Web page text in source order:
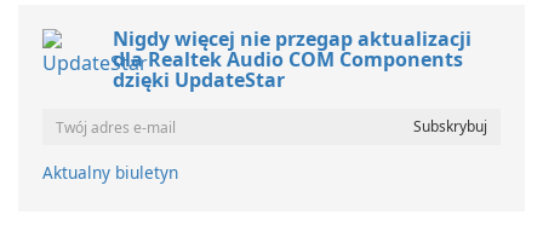
Nigdy więcej nie przegap aktualizacji
dla Realtek Audio COM Components
dzięki UpdateStar
Aktualny biuletyn